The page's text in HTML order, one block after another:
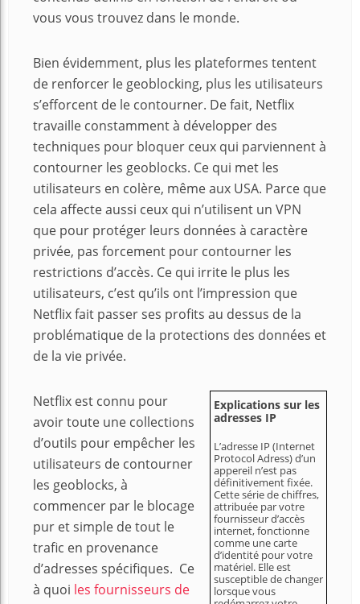
vous vous trouvez dans le monde.
Bien évidemment, plus les plateformes tentent
de renforcer le geoblocking, plus les utilisateurs
s’efforcent de le contourner. De fait, Netflix
travaille constamment à développer des
techniques pour bloquer ceux qui parviennent à
contourner les geoblocks. Ce qui met les
utilisateurs en colère, même aux USA. Parce que
cela affecte aussi ceux qui n’utilisent un VPN
que pour protéger leurs données à caractère
privée, pas forcement pour contourner les
restrictions d’accès. Ce qui irrite le plus les
utilisateurs, c’est qu’ils ont l’impression que
Netflix fait passer ses profits au dessus de la
problématique de la protections des données et
de la vie privée.
Explications sur les
adresses IP
L’adresse IP (Internet
Protocol Adress) d’un
appereil n’est pas
définitivement fixée.
Cette série de chiffres,
attribuée par votre
fournisseur d’accès
internet, fonctionne
comme une carte
d’identité pour votre
matériel. Elle est
susceptible de changer
lorsque vous
Netflix est connu pour
avoir toute une collections
d’outils pour empêcher les
utilisateurs de contourner
les geoblocks, à
commencer par le blocage
pur et simple de tout le
trafic en provenance
d’adresses spécifiques. Ce
à quoi les fournisseurs de